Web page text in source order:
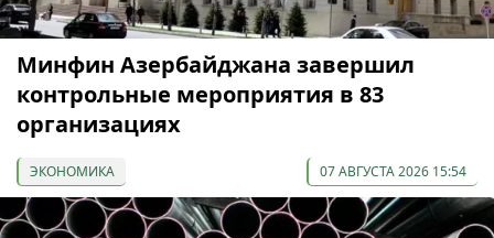
Минфин Азербайджана завершил
контрольные мероприятия в 83
организациях
ЭКОНОМИКА 07 АВГУСТА 2026 15:54